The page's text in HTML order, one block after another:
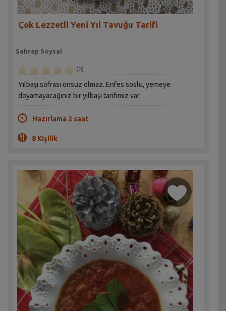
Çok Lezzetli Yeni Yıl Tavuğu Tarifi
Sahrap Soysal
(0)
Yılbaşı sofrası onsuz olmaz. Enfes soslu, yemeye
doyamayacağınız bir yılbaşı tarifimiz var.
Hazırlama 2 saat
8 Kişilik